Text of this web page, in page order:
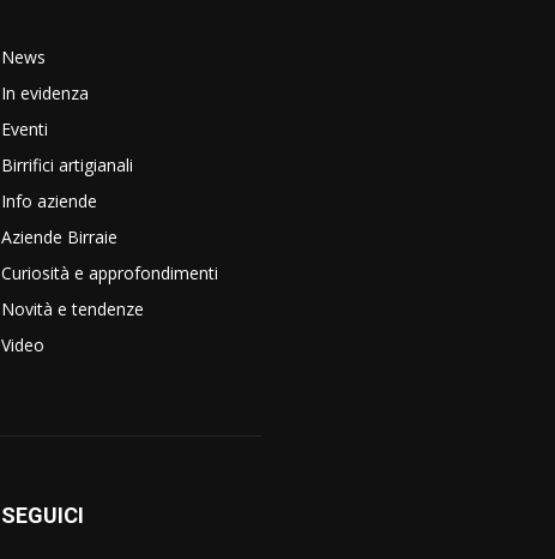
News
In evidenza
Eventi
Birrifici artigianali
Info aziende
Aziende Birraie
Curiosità e approfondimenti
Novità e tendenze
Video
SEGUICI